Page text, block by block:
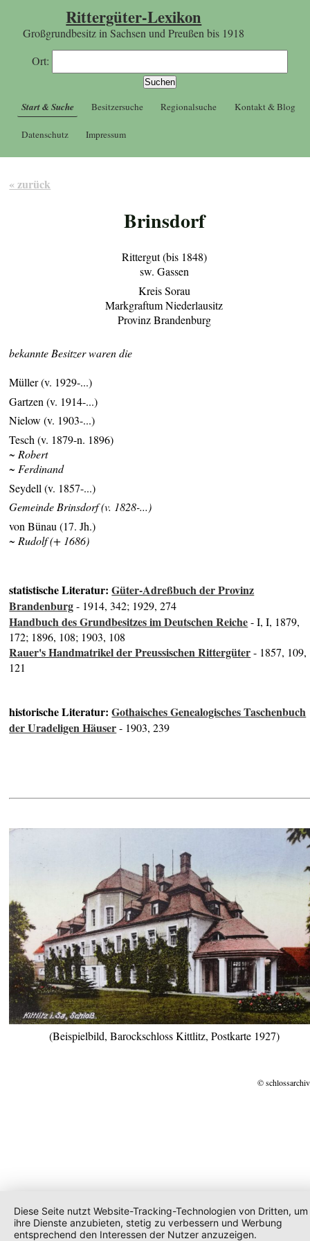
Rittergüter-Lexikon
Großgrundbesitz in Sachsen und Preußen bis 1918
Ort:
Start & Suche Besitzersuche Regionalsuche Kontakt & Blog
Datenschutz Impressum
« zurück
Brinsdorf
Rittergut (bis 1848)
sw. Gassen
Kreis Sorau
Markgraftum Niederlausitz
Provinz Brandenburg
bekannte Besitzer waren die
Müller (v. 1929-...)
Gartzen (v. 1914-...)
Nielow (v. 1903-...)
Tesch (v. 1879-n. 1896)
~ Robert
~ Ferdinand
Seydell (v. 1857-...)
Gemeinde Brinsdorf (v. 1828-...)
von Bünau (17. Jh.)
~ Rudolf (+ 1686)
statistische Literatur:Güter-Adreßbuch der Provinz
Brandenburg- 1914, 342; 1929, 274
Handbuch des Grundbesitzes im Deutschen Reiche- I, I, 1879,
172; 1896, 108; 1903, 108
Rauer's Handmatrikel der Preussischen Rittergüter- 1857, 109,
121
historische Literatur:Gothaisches Genealogisches Taschenbuch
der Uradeligen Häuser- 1903, 239
(Beispielbild, Barockschloss Kittlitz, Postkarte 1927)
©
Diese Seite nutzt Website-Tracking-Technologien von Dritten, um
ihre Dienste anzubieten, stetig zu verbessern und Werbung
entsprechend den Interessen der Nutzer anzuzeigen.